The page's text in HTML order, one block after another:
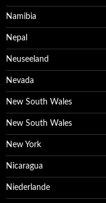
Namibia
Nepal
Neuseeland
Nevada
New South Wales
New South Wales
New York
Nicaragua
Niederlande